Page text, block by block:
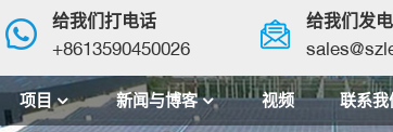
给我们打电话
+8613590450026
给我们发
项目 新闻与博客 视频 联系我